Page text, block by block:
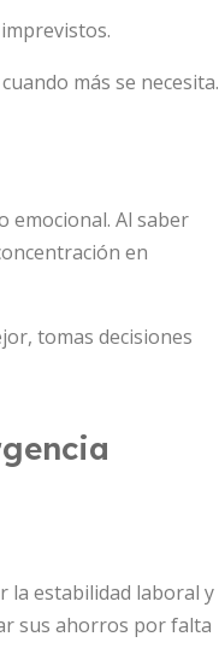
más se necesita.
emocional. Al saber
en
tomas decisiones
la estabilidad laboral y
sus ahorros por falta